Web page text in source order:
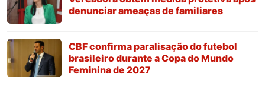
denunciar ameaças de familiares
CBF confirma paralisação do futebol
brasileiro durante a Copa do Mundo
Feminina de 2027